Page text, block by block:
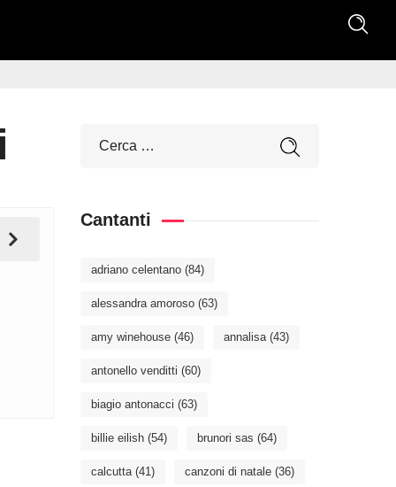
Cantanti
adriano celentano (84)
alessandra amoroso (63)
amy winehouse (46) annalisa(43)
antonello venditti (60)
biagio antonacci (63)
billie eilish (54) brunori sas (64)
calcutta(41) canzoni di natale (36)